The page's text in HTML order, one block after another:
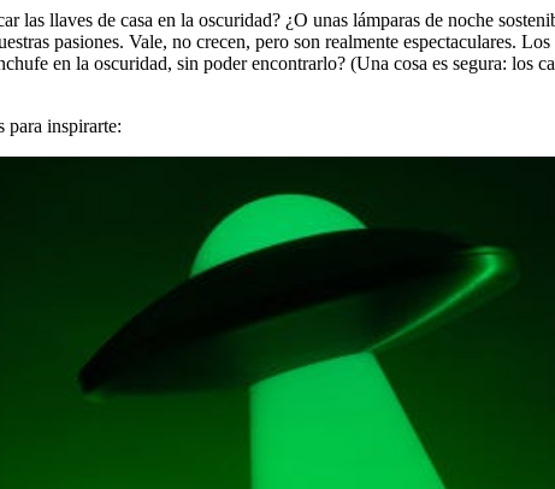
las llaves de casa en la oscuridad? ¿O unas lámparas de noche
pasiones. Vale, no crecen, pero son realmente espectaculares.
en la oscuridad, sin poder encontrarlo? (Una cosa es segura: los
para inspirarte: